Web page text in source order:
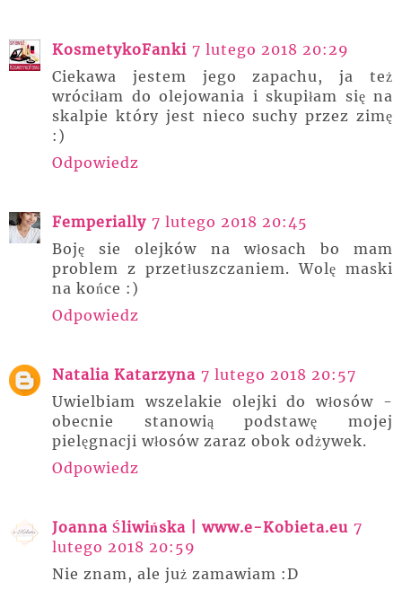
KosmetykoFanki 7 lutego 2018 20:29
Ciekawa jestem jego zapachu, ja też
wróciłam do olejowania i skupiłam się na
skalpie który jest nieco suchy przez zimę
:)
Odpowiedz
Femperially 7 lutego 2018 20:45
Boję sie olejków na włosach bo mam
problem z przetłuszczaniem. Wolę maski
na końce :)
Odpowiedz
Natalia Katarzyna 7 lutego 2018 20:57
Uwielbiam wszelakie olejki do włosów -
obecnie stanowią podstawę mojej
pielęgnacji włosów zaraz obok odżywek.
Odpowiedz
Joanna Śliwińska | www.e-Kobieta.eu 7
lutego 2018 20:59
Nie znam, ale już zamawiam :D